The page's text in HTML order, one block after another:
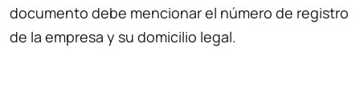
documento debe mencionar el número de registro
de la empresa y su domicilio legal.